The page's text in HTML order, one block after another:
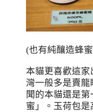
(也有純釀造蜂
本貓更喜歡這
灣一般多是賣
聞的本貓還是
蜜」。玉荷包